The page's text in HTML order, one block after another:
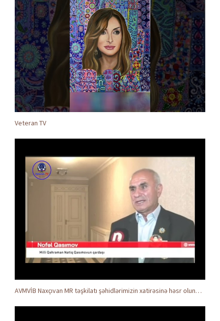
Veteran TV
AVMVİB Naxçıvan MR təşkilatı şəhidlərimizin xatirəsinə həsr olunmuş tədbir keçirdi